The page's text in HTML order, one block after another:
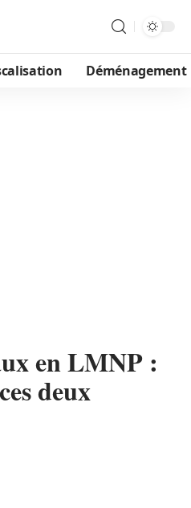
Déménagement
en LMNP :
deux